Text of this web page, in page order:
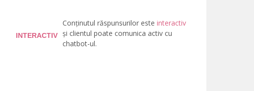
INTERACTIV
Conținutul răspunsurilor este interactiv
și clientul poate comunica activ cu
chatbot-ul.